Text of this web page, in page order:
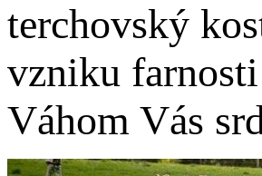
terchovský
vzniku
Váhom Vás